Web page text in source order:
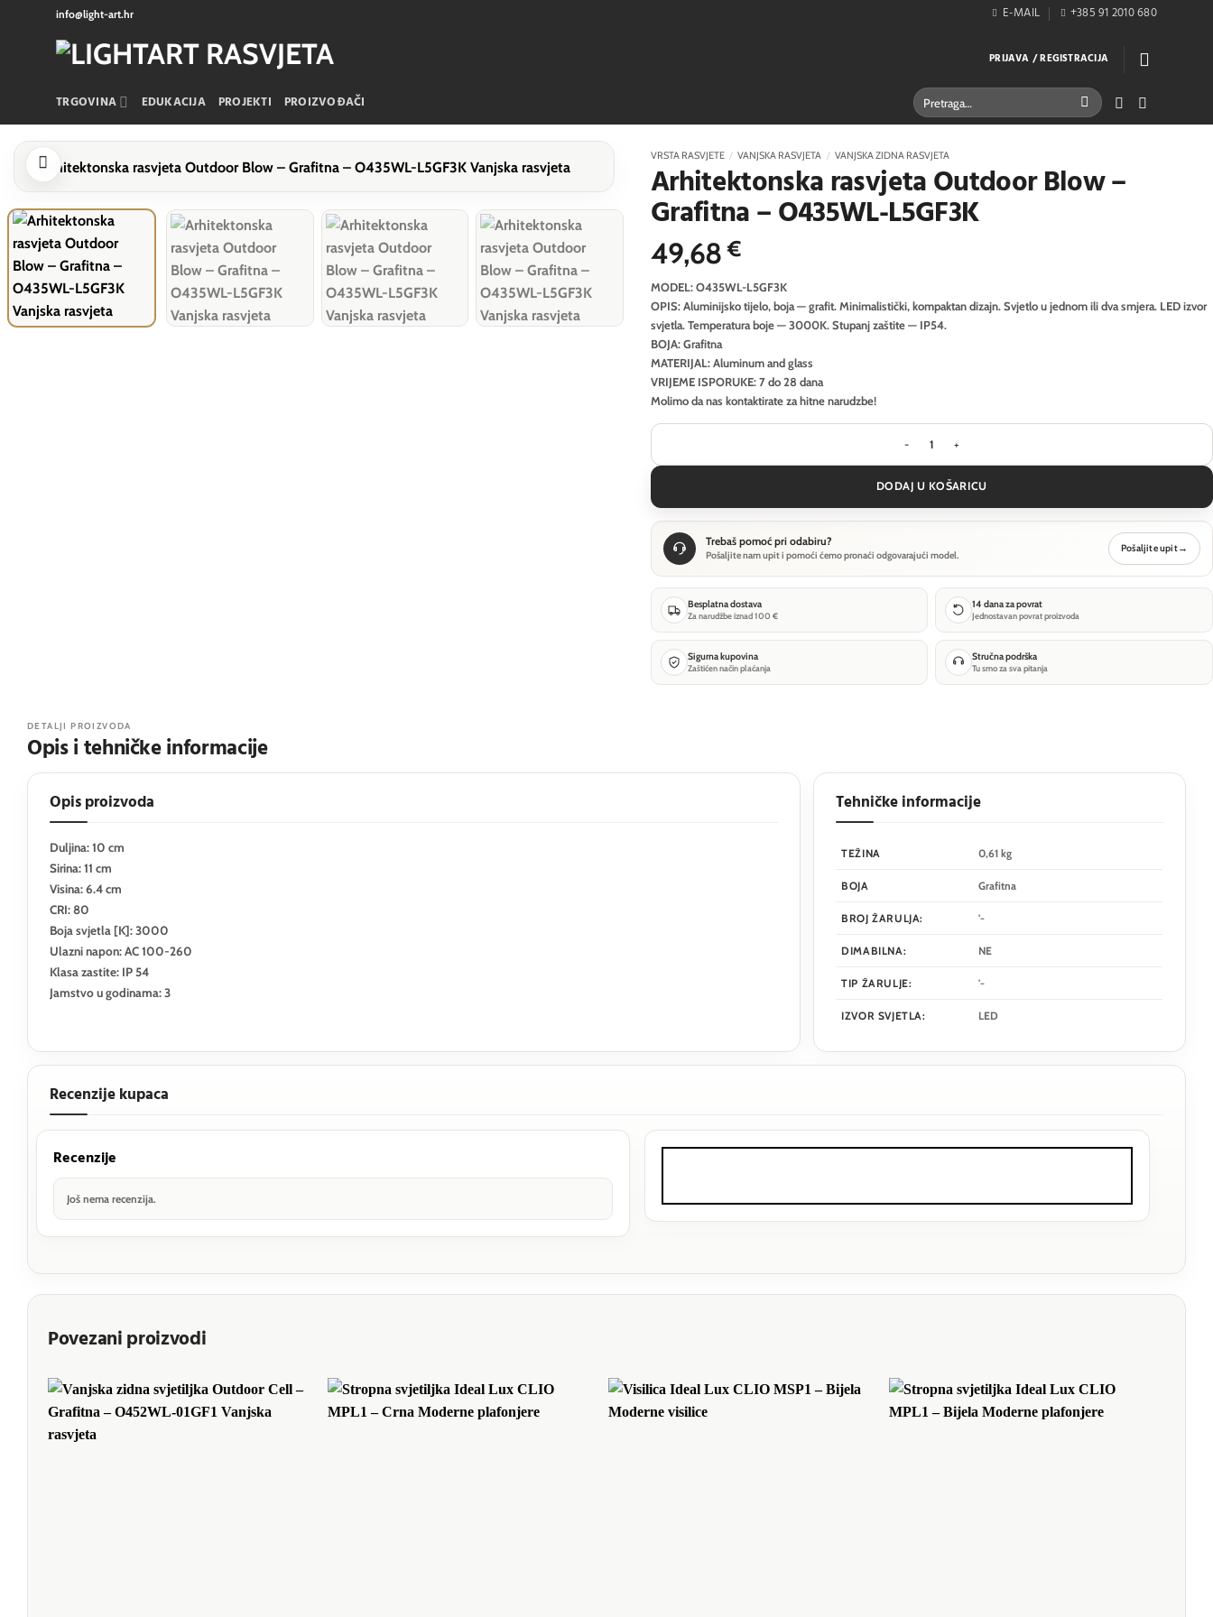
info@light-art.hr E-MAIL +385 91 2010 680
PRIJAVA / REGISTRACIJA
TRGOVINA EDUKACIJA PROJEKTI PROIZVOĐAČI Pretraži:
VRSTA RASVJETE / VANJSKA RASVJETA / VANJSKA ZIDNA RASVJETA
Arhitektonska rasvjeta Outdoor Blow –
Grafitna – O435WL-L5GF3K
49,68€
MODEL: O435WL-L5GF3K
OPIS: Aluminijsko tijelo, boja — grafit. Minimalistički, kompaktan dizajn. Svjetlo u jednom ili dva smjera. LED izvor
svjetla. Temperatura boje — 3000K. Stupanj zaštite — IP54.
BOJA: Grafitna
MATERIJAL: Aluminum and glass
VRIJEME ISPORUKE: 7 do 28 dana
Molimo da nas kontaktirate za hitne narudzbe!
Arhitektonska rasvjeta Outdoor Blow - Grafitna -
DODAJ U KOŠARICU
Trebaš pomoć pri odabiru?
Pošaljite nam upit i pomoći ćemo pronaći odgovarajući model.
Pošaljite upit→
Besplatna dostava
Za narudžbe iznad 100 €
14 dana za povrat
Jednostavan povrat proizvoda
Sigurna kupovina
Zaštićen način plaćanja
Stručna podrška
Tu smo za sva pitanja
DETALJI PROIZVODA
Opis i tehničke informacije
Opis proizvoda
Duljina: 10 cm
Sirina: 11 cm
Visina: 6.4 cm
CRI: 80
Boja svjetla [K]: 3000
Ulazni napon: AC 100-260
Klasa zastite: IP 54
Jamstvo u godinama: 3
Tehničke informacije
TEŽINA 0,61 kg
BOJA Grafitna
BROJ ŽARULJA: '-
DIMABILNA: NE
TIP ŽARULJE: '-
IZVOR SVJETLA: LED
Recenzije kupaca
Recenzije
Još nema recenzija.
Povezani proizvodi